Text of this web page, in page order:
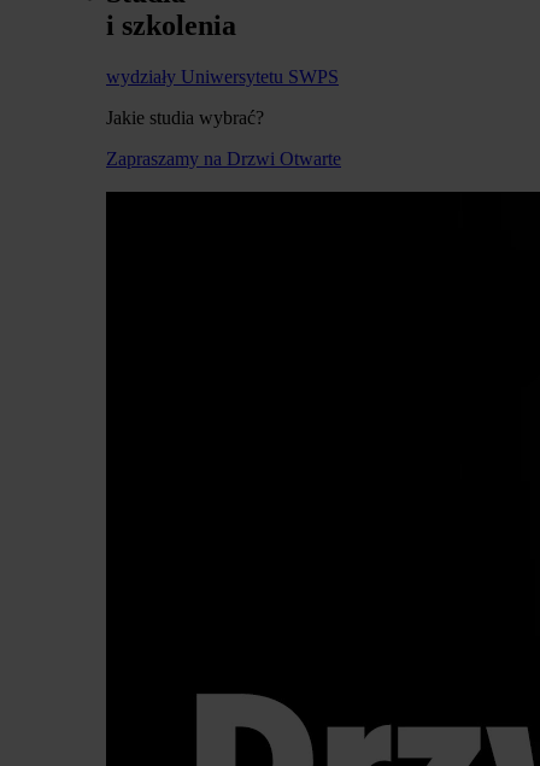
i szkolenia
wydziały Uniwersytetu SWPS
Jakie studia wybrać?
Zapraszamy na Drzwi Otwarte